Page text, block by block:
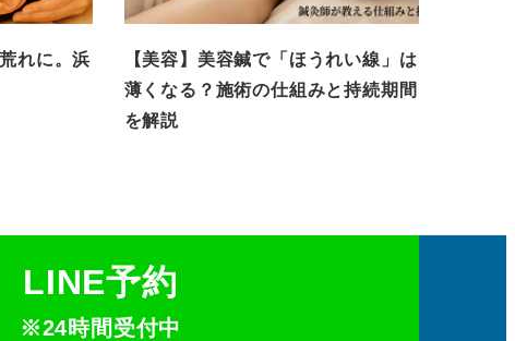
れに。浜
【美容】美容鍼で「ほうれい線」は
薄くなる？施術の仕組みと持続期間
を解説
LINE予約
※24時間受付中